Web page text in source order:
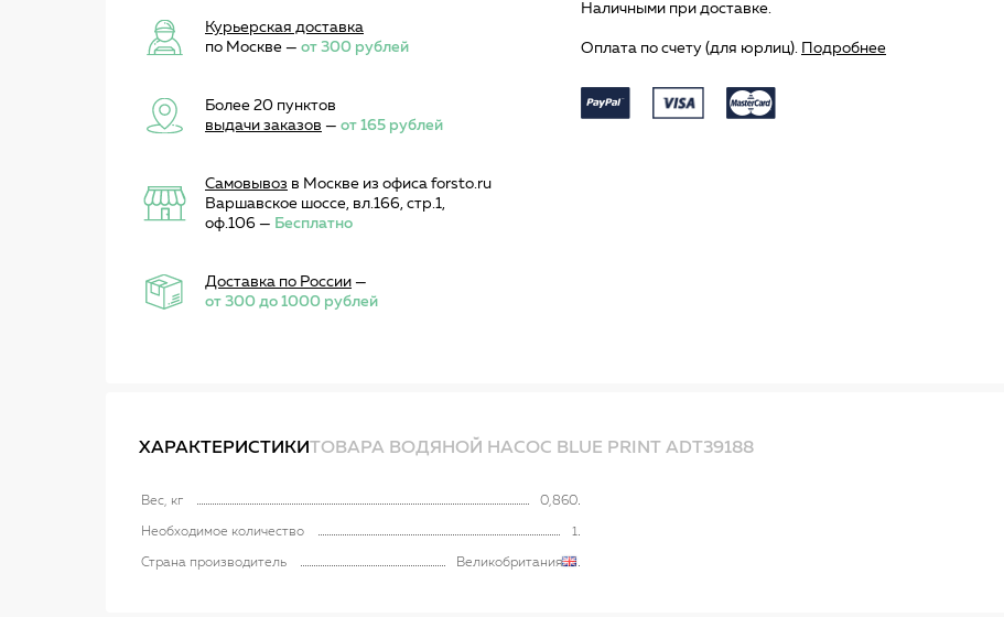
Курьерская доставка
по Москве — от 300 рублей
Более 20 пунктов
выдачи заказов — от 165 рублей
Самовывоз в Москве из офиса forsto.ru
Варшавское шоссе, вл.166, стр.1,
оф.106 — Бесплатно
Доставка по России —
от 300 до 1000 рублей
Наличными при доставке.
Оплата по счету (для юрлиц). Подробнее
ХАРАКТЕРИСТИКИТОВАРА ВОДЯНОЙ НАСОС BLUE PRINT ADT39188
Вес, кг 0,860
Необходимое количество 1
Страна производитель Великобритания